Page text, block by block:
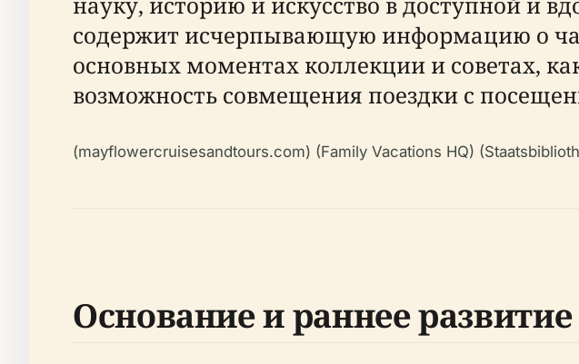
содержит исчерпывающую информацию о
основных моментах коллекции и советах,
возможность совмещения поездки с
(mayflowercruisesandtours.com) (Family Vacations HQ)
Основание и раннее развитие